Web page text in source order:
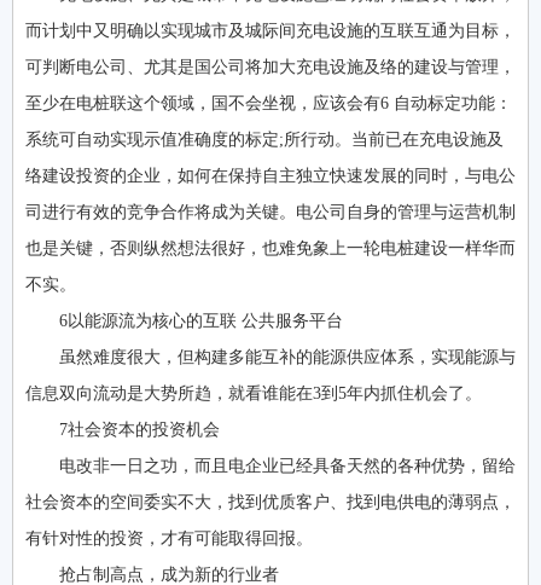
而计划中又明确以实现城市及城际间充电设施的互联互通为目标，
可判断电公司、尤其是国公司将加大充电设施及络的建设与管理，
至少在电桩联这个领域，国不会坐视，应该会有6 自动标定功能：
系统可自动实现示值准确度的标定;所行动。当前已在充电设施及
络建设投资的企业，如何在保持自主独立快速发展的同时，与电公
司进行有效的竞争合作将成为关键。电公司自身的管理与运营机制
也是关键，否则纵然想法很好，也难免象上一轮电桩建设一样华而
不实。
6以能源流为核心的互联 公共服务平台
虽然难度很大，但构建多能互补的能源供应体系，实现能源与
信息双向流动是大势所趋，就看谁能在3到5年内抓住机会了。
7社会资本的投资机会
电改非一日之功，而且电企业已经具备天然的各种优势，留给
社会资本的空间委实不大，找到优质客户、找到电供电的薄弱点，
有针对性的投资，才有可能取得回报。
抢占制高点，成为新的行业者